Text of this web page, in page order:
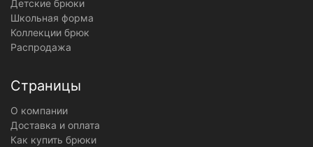
Детские брюки
Школьная форма
Коллекции брюк
Распродажа
Страницы
О компании
Доставка и оплата
Как купить брюки